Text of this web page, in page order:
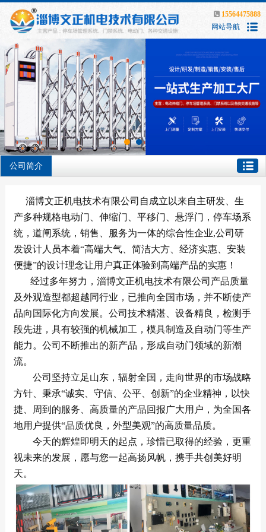
15564475888
网站导航
公司简介
淄博文正机电技术有限公司自成立以来自主研发、生
产多种规格电动门、伸缩门、平移门、悬浮门，停车场系
统，道闸系统，销售、服务为一体的综合性企业,公司研
发设计人员本着“高端大气、简洁大方、经济实惠、安装
便捷”的设计理念让用户真正体验到高端产品的实惠！
经过多年努力，淄博文正机电技术有限公司产品质量
及外观造型都超越同行业，已推向全国市场，并不断使产
品向国际化方向发展。公司技术精湛、设备精良，检测手
段先进，具有较强的机械加工，模具制造及自动门等生产
能力。公司不断推出的新产品，形成自动门领域的新潮
流。
公司坚持立足山东，辐射全国，走向世界的市场战略
方针、秉承“诚实、守信、公平、创新”的企业精神，以快
捷、周到的服务、高质量的产品回报广大用户，为全国各
地用户提供“品质优良，外型美观”的高质量品质。
今天的辉煌即明天的起点，珍惜已取得的经验，更重
视未来的发展，愿与您一起高扬风帆，携手共创美好明
天。